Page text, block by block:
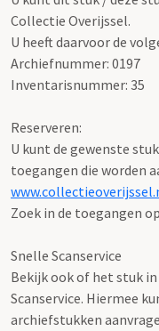
Collectie Overijssel.
U heeft daarvoor de
Archiefnummer: 0197
Inventarisnummer: 35
Reserveren:
U kunt de gewenste
toegangen die worden
Zoek in de toegangen
Snelle Scanservice
Bekijk ook of het stuk
Scanservice. Hiermee
archiefstukken